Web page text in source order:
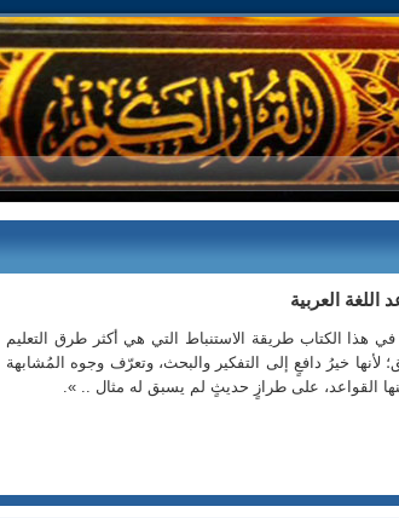
اللغة العربية
هذا الكتاب طريقة الاستنباط التي هي أكثر طرق التعليم
لأنها خيرُ دافعٍ إلى التفكير والبحث، وتعرّف وجوه المُشابهة
منها القواعد، على طرازٍ حديثٍ لم يسبق له مثال .. ».